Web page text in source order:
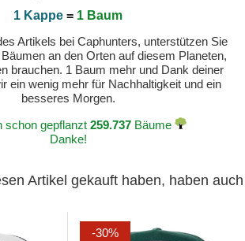
1 Kappe = 1 Baum
Artikels bei Caphunters, unterstützen Sie
an den Orten auf diesem Planeten,
brauchen. 1 Baum mehr und Dank deiner
ein wenig mehr für Nachhaltigkeit und ein
besseres Morgen.
schon gepflanzt 259.737Bäume
Danke!
Artikel gekauft haben, haben auch
-30%